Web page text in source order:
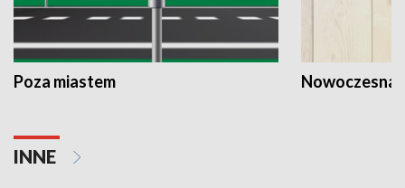
Poza miastem Nowoczesna
INNE